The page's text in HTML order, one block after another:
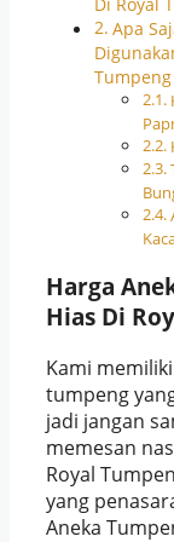
Apa
Harga
Hias Di
Kami
tumpeng
jadi jangan
memesan
Royal
yang
Aneka